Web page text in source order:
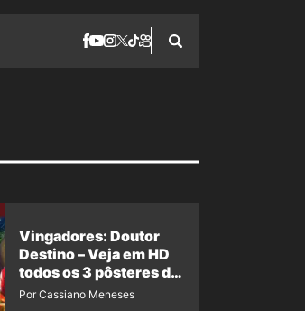
Vingadores: Doutor
Destino – Veja em HD
todos os 3 pôsteres de
‘Doomsday’ + 1 imagem
Por Cassiano Meneses